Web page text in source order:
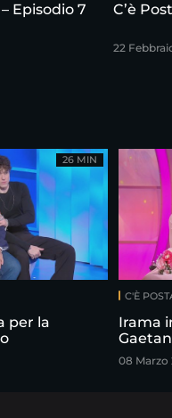
Episodio 7 C’è
22
per la
26 MIN
C'È
Irama
08 Marzo